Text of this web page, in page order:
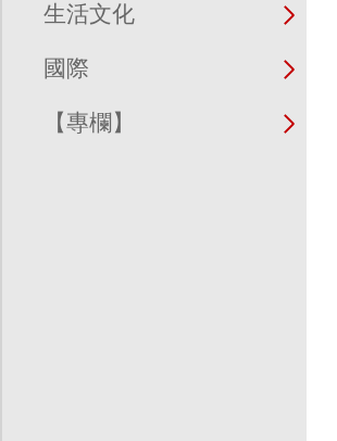
生活文化
國際
【專欄】